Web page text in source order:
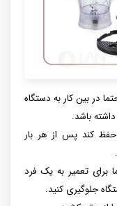
در بین کار به دستگاه
باشد.
حفظ کند پس از هر بار
برای تعمیر به یک فرد
جلوگیری کنید.